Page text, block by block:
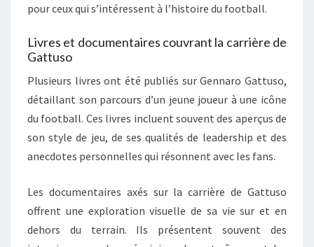
pour ceux qui s’intéressent à l’histoire du football.
Livres et documentaires couvrant la carrière de
Gattuso
Plusieurs livres ont été publiés sur Gennaro Gattuso,
détaillant son parcours d’un jeune joueur à une icône
du football. Ces livres incluent souvent des aperçus de
son style de jeu, de ses qualités de leadership et des
anecdotes personnelles qui résonnent avec les fans.
Les documentaires axés sur la carrière de Gattuso
offrent une exploration visuelle de sa vie sur et en
dehors du terrain. Ils présentent souvent des